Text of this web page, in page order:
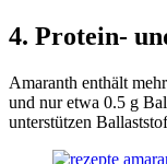
4. Protein-
Amaranth enthält
und nur etwa 0.5 g
unterstützen